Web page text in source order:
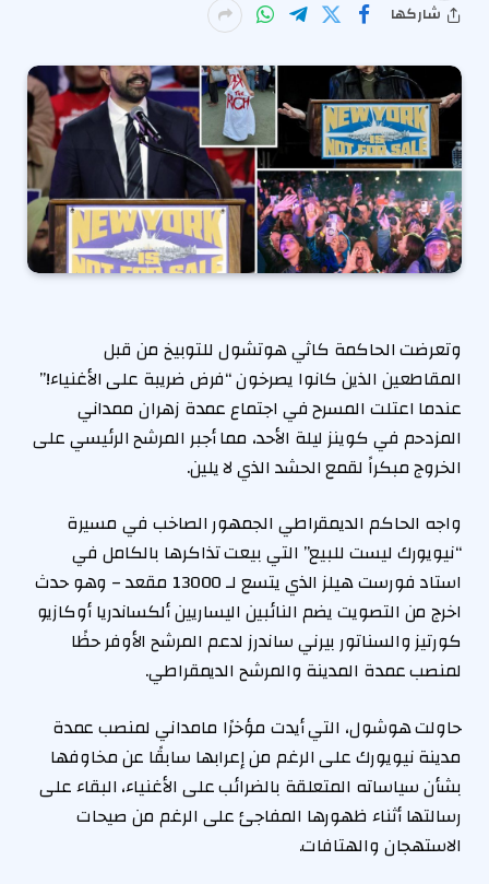
شاركها
وتعرضت الحاكمة كاثي هوتشول للتوبيخ من قبل
المقاطعين الذين كانوا يصرخون “فرض ضريبة على الأغنياء!”
عندما اعتلت المسرح في اجتماع عمدة زهران ممداني
المزدحم في كوينز ليلة الأحد، مما أجبر المرشح الرئيسي على
الخروج مبكراً لقمع الحشد الذي لا يلين.
واجه الحاكم الديمقراطي الجمهور الصاخب في مسيرة
“نيويورك ليست للبيع” التي بيعت تذاكرها بالكامل في
استاد فورست هيلز الذي يتسع لـ 13000 مقعد – وهو حدث
اخرج من التصويت يضم النائبين اليساريين ألكساندريا أوكازيو
كورتيز والسناتور بيرني ساندرز لدعم المرشح الأوفر حظًا
لمنصب عمدة المدينة والمرشح الديمقراطي.
حاولت هوشول، التي أيدت مؤخرًا مامداني لمنصب عمدة
مدينة نيويورك على الرغم من إعرابها سابقًا عن مخاوفها
بشأن سياساته المتعلقة بالضرائب على الأغنياء، البقاء على
رسالتها أثناء ظهورها المفاجئ على الرغم من صيحات
الاستهجان والهتافات.